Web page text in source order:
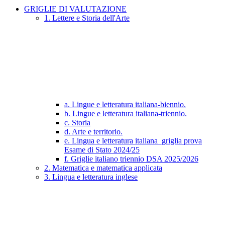
GRIGLIE DI VALUTAZIONE
1. Lettere e Storia dell'Arte
a. Lingue e letteratura italiana-biennio.
b. Lingue e letteratura italiana-triennio.
c. Storia
d. Arte e territorio.
e. Lingua e letteratura italiana_griglia prova
Esame di Stato 2024/25
f. Griglie italiano triennio DSA 2025/2026
2. Matematica e matematica applicata
3. Lingua e letteratura inglese